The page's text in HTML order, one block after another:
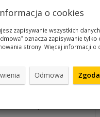
Opona Continental
Supersport Plus
700x23C drutówka
o cookies
zapisywanie wszystkich
oznacza zapisywanie tylko
strony. Więcej informacji o
Odmowa Zgoda